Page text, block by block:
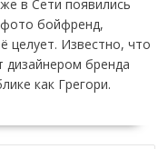
в Сети появились
фото бойфренд,
целует. Известно, что
дизайнером бренда
как Грегори.